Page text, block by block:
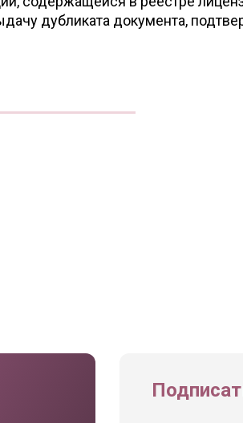
дубликата документа,